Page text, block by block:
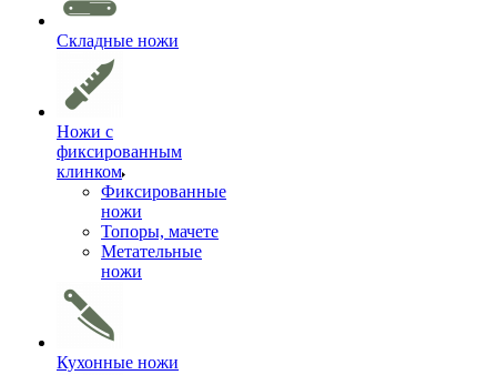
Складные ножи
Ножи с
фиксированным
клинком
Фиксированные
ножи
Топоры, мачете
Метательные
ножи
Кухонные ножи